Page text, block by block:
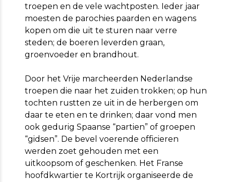
troepen en de vele wachtposten. Ieder jaar
moesten de parochies paarden en wagens
kopen om die uit te sturen naar verre
steden; de boeren leverden graan,
groenvoeder en brandhout.
Door het Vrije marcheerden Nederlandse
troepen die naar het zuiden trokken; op hun
tochten rustten ze uit in de herbergen om
daar te eten en te drinken; daar vond men
ook gedurig Spaanse “partien” of groepen
“gidsen”. De bevel voerende officieren
werden zoet gehouden met een
uitkoopsom of geschenken. Het Franse
hoofdkwartier te Kortrijk organiseerde de